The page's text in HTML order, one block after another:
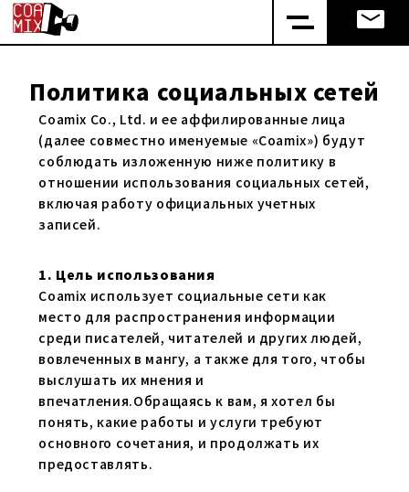
Политика социальных сетей
Coamix Co., Ltd. и ее аффилированные лица
(далее совместно именуемые «Coamix») будут
соблюдать изложенную ниже политику в
отношении использования социальных сетей,
включая работу официальных учетных
записей.
1. Цель использования
Coamix использует социальные сети как
место для распространения информации
среди писателей, читателей и других людей,
вовлеченных в мангу, а также для того, чтобы
выслушать их мнения и
впечатления.Обращаясь к вам, я хотел бы
понять, какие работы и услуги требуют
основного сочетания, и продолжать их
предоставлять.